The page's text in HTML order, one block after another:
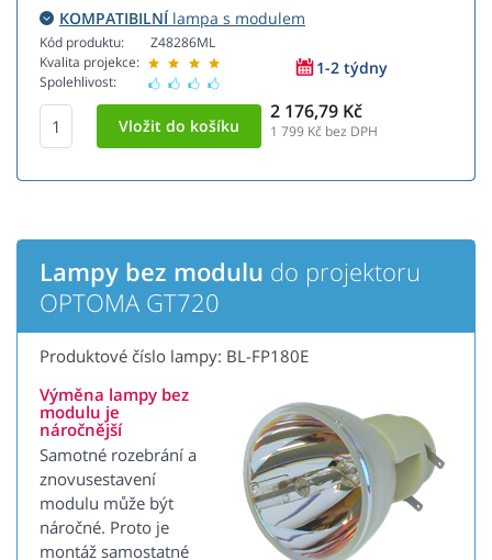
KOMPATIBILNÍlampa s modulem
Kód produktu:
Kvalita projekce:
Spolehlivost:
Z48286ML
1-2 týdny
2 176,79 Kč
1 799 Kč bez DPH
Lampy bez modulu do projektoru
OPTOMA GT720
Produktové číslo lampy: BL-FP180E
Výměna lampy bez
modulu je
náročnější
Samotné rozebrání a
znovusestavení
modulu může být
náročné. Proto je
montáž samostatné